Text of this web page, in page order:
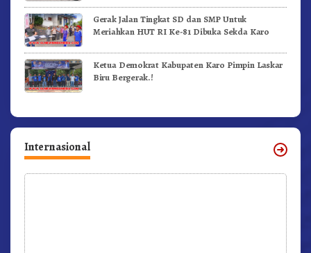
Gerak Jalan Tingkat SD dan SMP Untuk
Meriahkan HUT RI Ke-81 Dibuka Sekda Karo
Ketua Demokrat Kabupaten Karo Pimpin Laskar
Biru Bergerak.!
Internasional